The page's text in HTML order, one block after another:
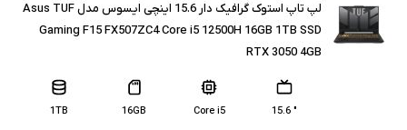
لپ تاپ استوک گرافیک دار 15.6 اینچی ایسوس مدل Asus TUF
Gaming F15 FX507ZC4 Core i5 12500H 16GB 1TB SSD
RTX 3050 4GB
" 15.6
Core i5
16GB
1TB